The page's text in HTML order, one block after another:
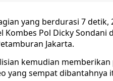
yang berdurasi 7
Kombes Pol Dicky
Jakarta.
kemudian memberikan
yang sempat dibantahnya